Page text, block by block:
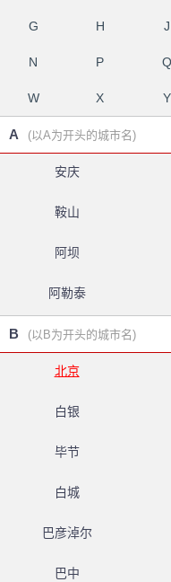
G H J
N P Q
W X Y
A (以A为开头的城市名)
安庆
鞍山
阿坝
阿勒泰
B (以B为开头的城市名)
北京
白银
毕节
白城
巴彦淖尔
巴中